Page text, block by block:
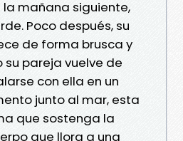
mañana siguiente,
Poco después, su
de forma brusca y
pareja vuelve de
con ella en un
junto al mar, esta
que sostenga la
que llora a una